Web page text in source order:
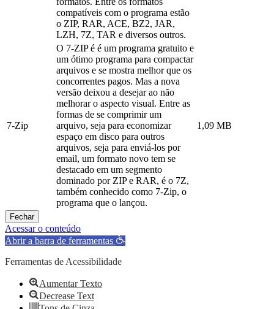
compatíveis com o programa estão
o ZIP, RAR, ACE, BZ2, JAR,
LZH, 7Z, TAR e diversos outros.
7-Zip
O 7-ZIP é é um programa gratuito e
um ótimo programa para compactar
arquivos e se mostra melhor que os
concorrentes pagos. Mas a nova
versão deixou a desejar ao não
melhorar o aspecto visual. Entre as
formas de se comprimir um
arquivo, seja para economizar
espaço em disco para outros
arquivos, seja para enviá-los por
email, um formato novo tem se
destacado em um segmento
dominado por ZIP e RAR, é o 7Z,
também conhecido como 7-Zip, o
programa que o lançou.
1,09 MB
Fechar
Acessar o conteúdo
Abrir a barra de ferramentas
Ferramentas de Acessibilidade
Aumentar Texto
Decrease Text